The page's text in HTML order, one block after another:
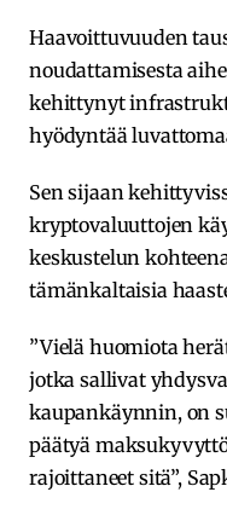
Haavoittuvuuden
noudattamisesta
kehittynyt
hyödyntää
Sen sijaan
kryptovaluuttojen
keskustelun
tämänkaltaisia
”Vielä huomiota
jotka sallivat
kaupankäynnin, on
päätyä
rajoittaneet sitä”,